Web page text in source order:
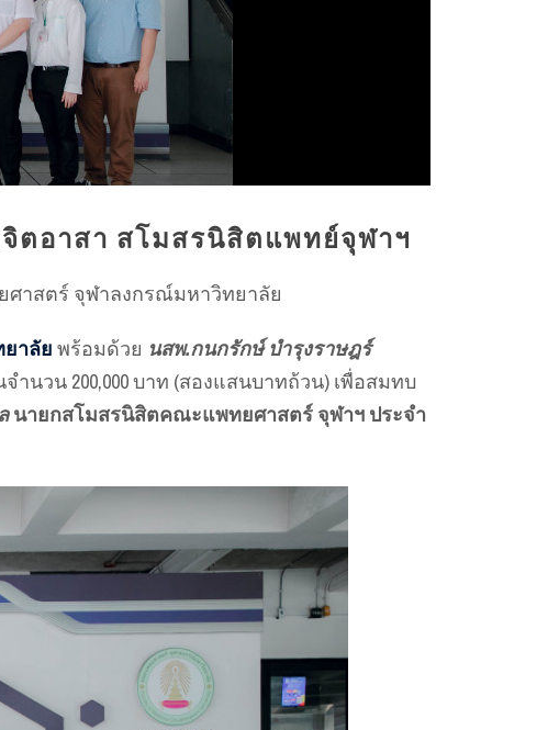
ตอาสา สโมสรนิสิตแพทย์จุฬาฯ
ศาสตร์ จุฬาลงกรณ์มหาวิทยาลัย
าลัย พร้อมด้วย นสพ.กนกรักษ์ บำรุงราษฎร์
ำนวน 200,000 บาท (สองแสนบาทถ้วน) เพื่อสมทบ
นายกสโมสรนิสิตคณะแพทยศาสตร์ จุฬาฯ ประจำ